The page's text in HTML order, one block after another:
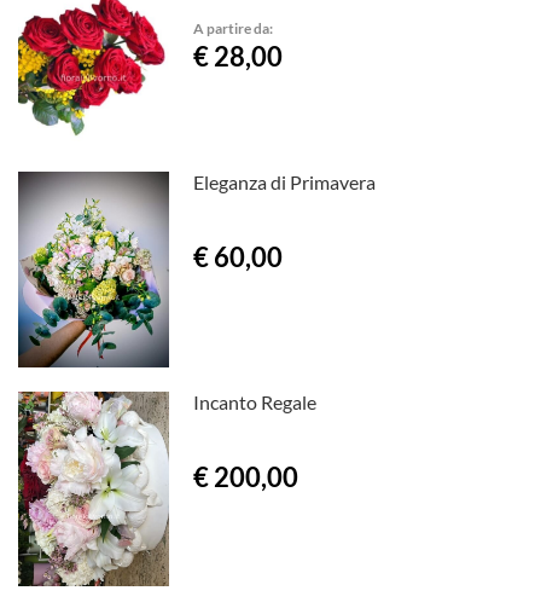
A partire da:
€ 28,00
Eleganza di Primavera
€ 60,00
Incanto Regale
€ 200,00